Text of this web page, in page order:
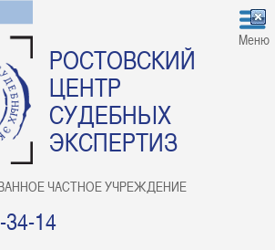
РОСТОВСКИЙ
ЦЕНТР
СУДЕБНЫХ
ЭКСПЕРТИЗ
ЧАСТНОЕ УЧРЕЖДЕНИЕ
14
Меню